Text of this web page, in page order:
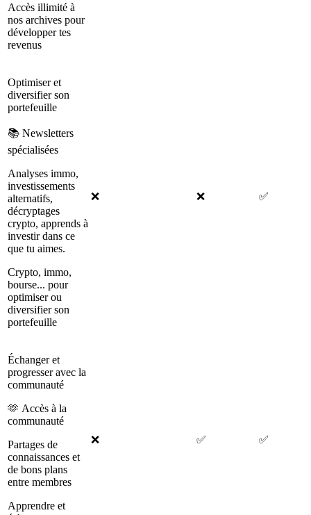
Accès illimité à
nos archives pour
développer tes
revenus
Optimiser et
diversifier son
portefeuille
📚 Newsletters
spécialisées
Analyses immo,
investissements
alternatifs,
décryptages
crypto, apprends à
investir dans ce
que tu aimes.
Crypto, immo,
bourse... pour
optimiser ou
diversifier son
portefeuille
❌ ❌ ✅
Échanger et
progresser avec la
communauté
🫶 Accès à la
communauté
Partages de
connaissances et
de bons plans
entre membres
Apprendre et
❌ ✅ ✅